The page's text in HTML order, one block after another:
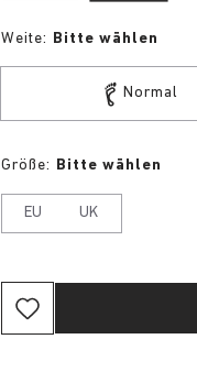
Weite: Bitte wählen
Normal
Größe: Bitte wählen
EU UK